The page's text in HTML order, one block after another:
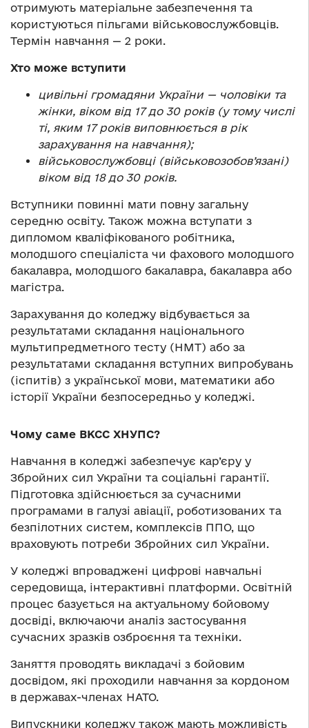
отримують матеріальне забезпечення та
користуються пільгами військовослужбовців.
Термін навчання — 2 роки.
Хто може вступити
цивільні громадяни України — чоловіки та
жінки, віком від 17 до 30 років (у тому числі
ті, яким 17 років виповнюється в рік
зарахування на навчання);
військовослужбовці (військовозобов’язані)
віком від 18 до 30 років.
Вступники повинні мати повну загальну
середню освіту. Також можна вступати з
дипломом кваліфікованого робітника,
молодшого спеціаліста чи фахового молодшого
бакалавра, молодшого бакалавра, бакалавра або
магістра.
Зарахування до коледжу відбувається за
результатами складання національного
мультипредметного тесту (НМТ) або за
результатами складання вступних випробувань
(іспитів) з української мови, математики або
історії України безпосередньо у коледжі.
Чому саме ВКСС ХНУПС?
Навчання в коледжі забезпечує кар’єру у
Збройних сил України та соціальні гарантії.
Підготовка здійснюється за сучасними
програмами в галузі авіації, роботизованих та
безпілотних систем, комплексів ППО, що
враховують потреби Збройних сил України.
У коледжі впроваджені цифрові навчальні
середовища, інтерактивні платформи. Освітній
процес базується на актуальному бойовому
досвіді, включаючи аналіз застосування
сучасних зразків озброєння та техніки.
Заняття проводять викладачі з бойовим
досвідом, які проходили навчання за кордоном
в державах-членах НАТО.
Випускники коледжу також мають можливість